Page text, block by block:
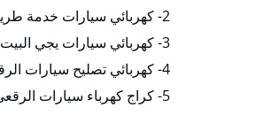
2- كهربائي سيارات خدمة طريق الرقعي
3- كهربائي سيارات يجي البيت
4- كهربائي تصليح سيارات الرقعي
5- كراج كهرباء سيارات الرقعي متخصص كهرباء سيارات الرقعي .